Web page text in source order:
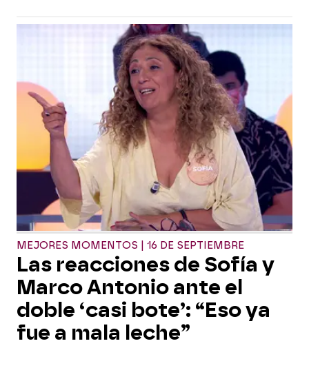
MEJORES MOMENTOS | 16 DE SEPTIEMBRE
Las reacciones de Sofía y
Marco Antonio ante el
doble ‘casi bote’: “Eso ya
fue a mala leche”